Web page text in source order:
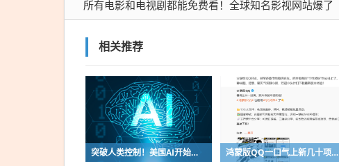
所有电影和电视剧都能免费看！全球知名影视网站爆了
相关推荐
突破人类控制！美国AI开始攻击真人了 鸿蒙版QQ一口气上新几十项功能：10G文件可传微信好友